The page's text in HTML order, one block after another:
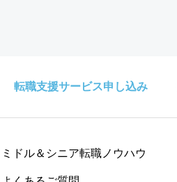
転職支援サービス申し込み
ミドル＆シニア転職ノウハウ